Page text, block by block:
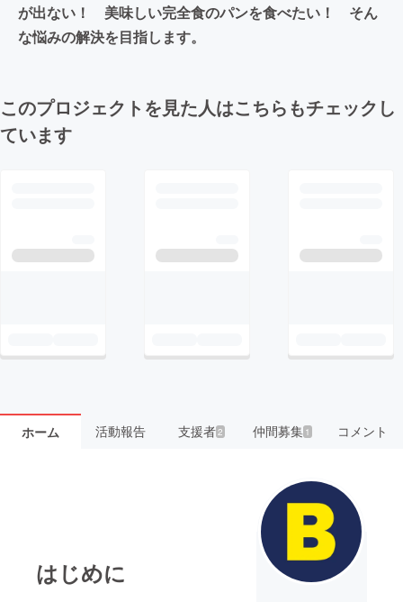
が出ない！ 美味しい完全食のパンを食べたい！ そん
な悩みの解決を目指します。
このプロジェクトを見た人はこちらもチェックし
ています
ホーム 活動報告 支援者 2 仲間募集 1 コメント
はじめに